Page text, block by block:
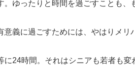
ゆったりと時間を過ごすことも、
意義に過ごすためには、やはりメリ
に24時間。それはシニアも若者も